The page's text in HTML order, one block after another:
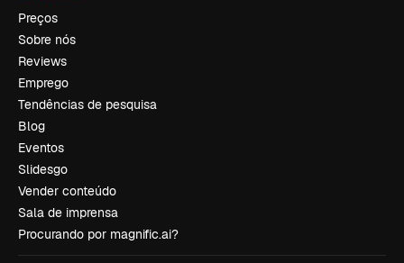
Preços
Sobre nós
Reviews
Emprego
Tendências de pesquisa
Blog
Eventos
Slidesgo
Vender conteúdo
Sala de imprensa
Procurando por magnific.ai?